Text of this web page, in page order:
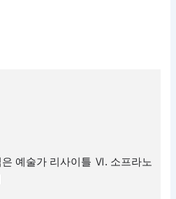
예술가 리사이틀 Ⅵ. 소프라노